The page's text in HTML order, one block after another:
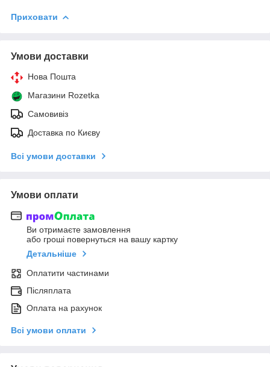
Приховати
Умови доставки
Нова Пошта
Магазини Rozetka
Самовивіз
Доставка по Києву
Всі умови доставки
Умови оплати
Ви отримаєте замовлення
або гроші повернуться на вашу картку
Детальніше
Оплатити частинами
Післяплата
Оплата на рахунок
Всі умови оплати